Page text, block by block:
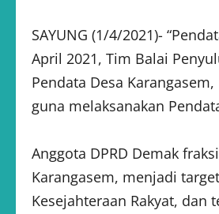
SAYUNG (1/4/2021)-
April 2021, Tim Balai
Pendata Desa
guna melaksanakan
Anggota DPRD Demak
Karangasem, menjadi
Kesejahteraan Rakyat,